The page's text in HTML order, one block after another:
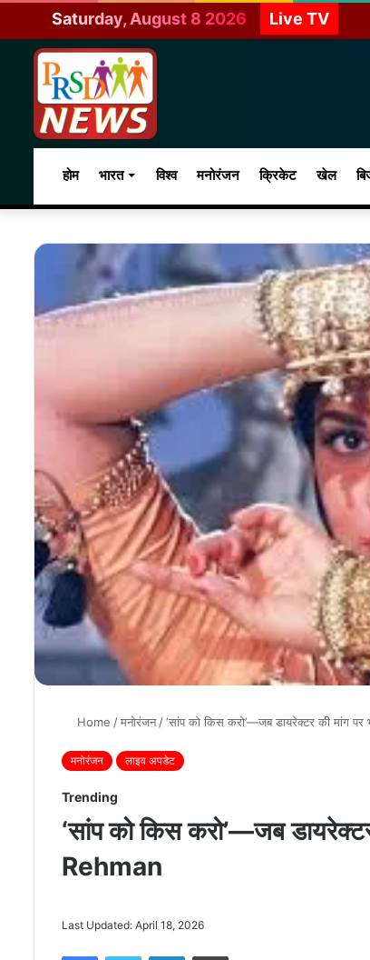
Saturday, August 8 2026 Live TV
होम भारत विश्व मनोरंजन क्रिकेट खेल
Home /मनोरंजन/‘सांप को किस करो’—जब डायरेक्टर की मांग
मनोरंजन लाइव अपडेट
Trending
‘सांप को किस करो’—जब
Rehman
Last Updated: April 18, 2026